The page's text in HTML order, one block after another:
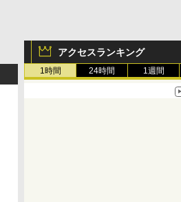
アクセスランキング
1時間 24時間 1週間